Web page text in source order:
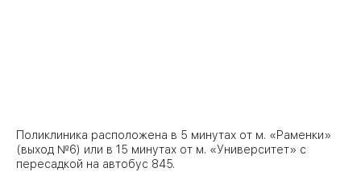
Поликлиника расположена в 5 минутах от м. «Раменки»
(выход №6) или в 15 минутах от м. «Университет» с
пересадкой на автобус 845.